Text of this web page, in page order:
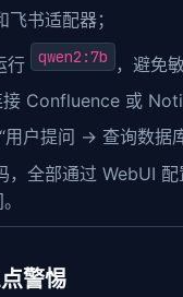
书适配器；
行 qwen2:7b
，避免
接 Confluence 或
用户提问 → 查询数据
，全部通过 WebUI
警惕